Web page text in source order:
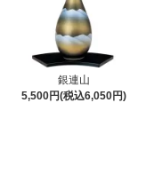
銀連山
5,500円(税込6,050円)